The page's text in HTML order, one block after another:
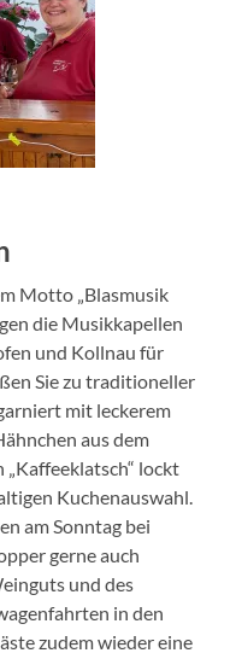
Motto „Blasmusik
die Musikkapellen
und Kollnau für
Sie zu traditioneller
mit leckerem
aus dem
lockt
Kuchenauswahl.
am Sonntag bei
gerne auch
und des
in den
zudem wieder eine